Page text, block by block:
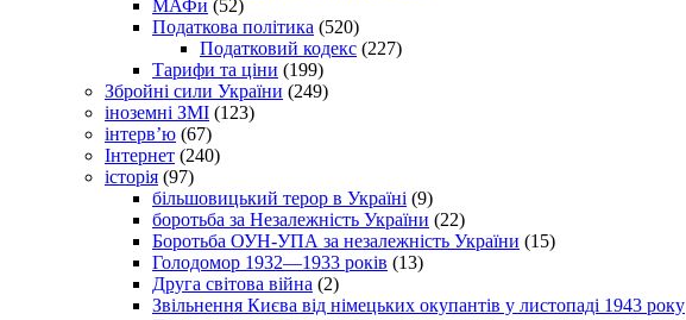
МАФи (52)
Податкова політика (520)
Податковий кодекс (227)
Тарифи та ціни (199)
Збройні сили України (249)
іноземні ЗМІ (123)
інтерв’ю (67)
Інтернет (240)
історія (97)
більшовицький терор в Україні (9)
боротьба за Незалежність України (22)
Боротьба ОУН-УПА за незалежність України (15)
Голодомор 1932—1933 років (13)
Друга світова війна (2)
Звільнення Києва від німецьких окупантів у листопаді 1943 року